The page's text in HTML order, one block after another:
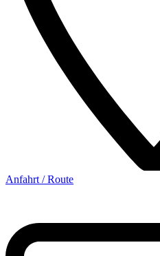
Anfahrt / Route